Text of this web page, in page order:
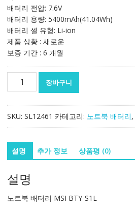
배터리 전압: 7.6V
배터리 용량: 5400mAh(41.04Wh)
배터리 셀 유형: Li-ion
제품 상황 : 새로운
보증 기간 : 6 개월
터
MSI
BTY-
수
장바구니
SKU: SL12461 카테고리: 노트북 배터리,
설명 추가 정보 상품평 (0)
설명
노트북 배터리 MSI BTY-S1L